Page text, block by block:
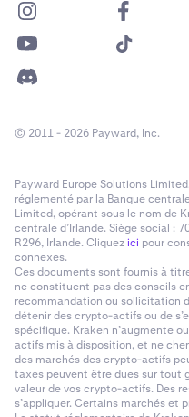
© 2011 - 2026 Payward, Inc.
Payward Europe Solutions
réglementé par la Banque
Limited, opérant sous le nom de
centrale d’Irlande. Siège social :
R296, Irlande. Cliquezici pour
connexes.
Ces documents sont fournis à
ne constituent pas des conseils
recommandation ou sollicitation
détenir des crypto-actifs ou de
spécifique. Kraken n’augmente
actifs mis à disposition, et ne
des marchés des crypto-actifs
taxes peuvent être dues sur tout
valeur de vos crypto-actifs. Des
s’appliquer. Certains marchés et